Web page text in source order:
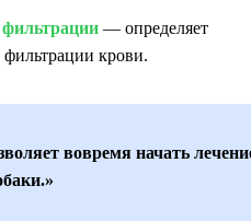
— определяет
крови.
вовремя начать